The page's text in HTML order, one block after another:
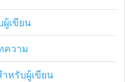
เขียน
ความ
หรับผู้เขียน